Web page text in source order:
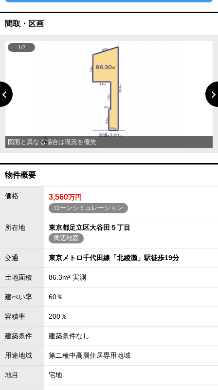
間取・区画
図面と異なる場合は現況を優先
1/2
物件概要
価格 3,560万円
ローンシミュレーション
所在地 東京都足立区大谷田５丁目
周辺地図
交通 東京メトロ千代田線「北綾瀬」駅徒歩19分
土地面積 86.3m² 実測
建ぺい率 60％
容積率 200％
建築条件 建築条件なし
用途地域 第二種中高層住居専用地域
地目 宅地